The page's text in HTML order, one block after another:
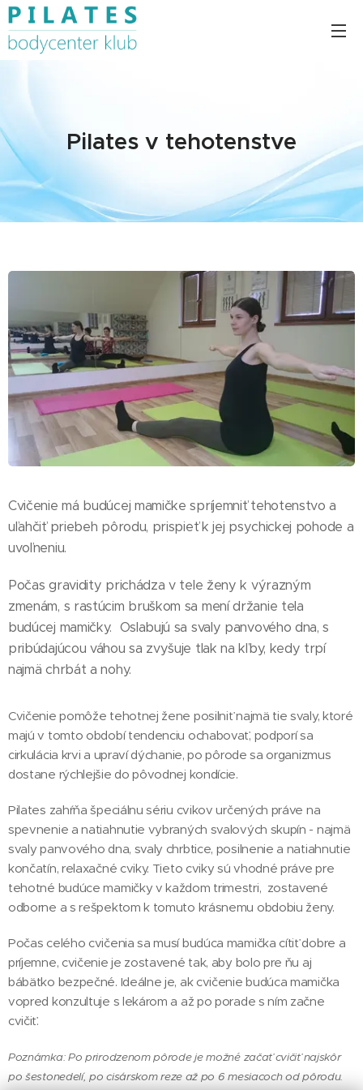
Pilates v tehotenstve
Cvičenie má budúcej mamičke spríjemniť tehotenstvo a
uľahčiť priebeh pôrodu, prispieť k jej psychickej pohode a
uvoľneniu.
Počas gravidity prichádza v tele ženy k výrazným
zmenám, s rastúcim bruškom sa mení držanie tela
budúcej mamičky. Oslabujú sa svaly panvového dna, s
pribúdajúcou váhou sa zvyšuje tlak na kľby, kedy trpí
najmä chrbát a nohy.
Cvičenie pomôže tehotnej žene posilniť najmä tie svaly, ktoré
majú v tomto období tendenciu ochabovať, podporí sa
cirkulácia krvi a upraví dýchanie, po pôrode sa organizmus
dostane rýchlejšie do pôvodnej kondície.
Pilates zahŕňa špeciálnu sériu cvikov určených práve na
spevnenie a natiahnutie vybraných svalových skupín - najmä
svaly panvového dna, svaly chrbtice, posilnenie a natiahnutie
končatín, relaxačné cviky. Tieto cviky sú vhodné práve pre
tehotné budúce mamičky v každom trimestri, zostavené
odborne a s rešpektom k tomuto krásnemu obdobiu ženy.
Počas celého cvičenia sa musí budúca mamička cítiť dobre a
príjemne, cvičenie je zostavené tak, aby bolo pre ňu aj
bábätko bezpečné. Ideálne je, ak cvičenie budúca mamička
vopred konzultuje s lekárom a až po porade s ním začne
cvičiť.
Poznámka: Po prirodzenom pôrode je možné začať cvičiť najskôr
po šestonedelí, po cisárskom reze až po 6 mesiacoch od pôrodu.